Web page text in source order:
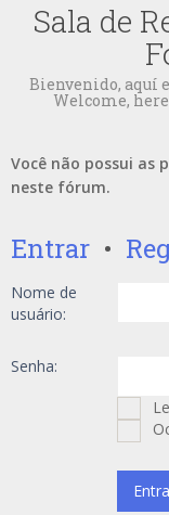
Sala de
Bienvenido, aquí
Welcome,
Você não possui as
neste fórum.
Entrar •
Nome de
usuário:
Senha: